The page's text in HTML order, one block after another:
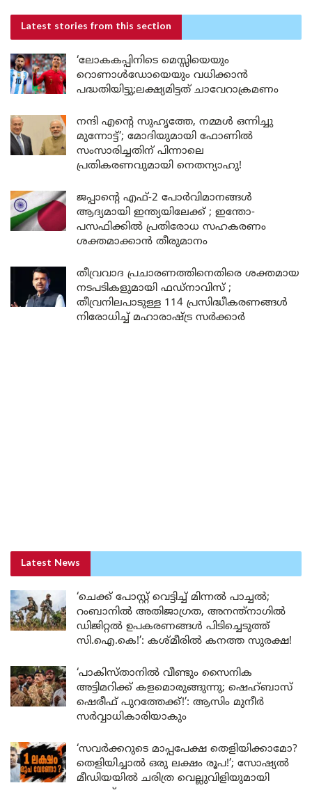
Latest stories from this section
‘ലോകകപ്പിനിടെ മെസ്സിയെയും
റൊണാൾഡോയെയും വധിക്കാൻ
പദ്ധതിയിട്ടു;ലക്ഷ്യമിട്ടത് ചാവേറാക്രമണം
നന്ദി എൻ്റെ സുഹൃത്തേ, നമ്മൾ ഒന്നിച്ചു
മുന്നോട്ട്’; മോദിയുമായി ഫോണിൽ
സംസാരിച്ചതിന് പിന്നാലെ
പ്രതികരണവുമായി നെതന്യാഹു!
ജപ്പാന്റെ എഫ്-2 പോർവിമാനങ്ങൾ
ആദ്യമായി ഇന്ത്യയിലേക്ക് ; ഇന്തോ-
പസഫിക്കിൽ പ്രതിരോധ സഹകരണം
ശക്തമാക്കാൻ തീരുമാനം
തീവ്രവാദ പ്രചാരണത്തിനെതിരെ ശക്തമായ
നടപടികളുമായി ഫഡ്നാവിസ് ;
തീവ്രനിലപാടുള്ള 114 പ്രസിദ്ധീകരണങ്ങൾ
നിരോധിച്ച് മഹാരാഷ്ട്ര സർക്കാർ
Latest News
‘ചെക്ക് പോസ്റ്റ് വെട്ടിച്ച് മിന്നൽ പാച്ചൽ;
റംബാനിൽ അതിജാഗ്രത, അനന്ത്നാഗിൽ
ഡിജിറ്റൽ ഉപകരണങ്ങൾ പിടിച്ചെടുത്ത്
സി.ഐ.കെ!’: കശ്മീരിൽ കനത്ത സുരക്ഷ!
‘പാകിസ്താനിൽ വീണ്ടും സൈനിക
അട്ടിമറിക്ക് കളമൊരുങ്ങുന്നു; ഷെഹ്ബാസ്
ഷെരീഫ് പുറത്തേക്ക്!’: ആസിം മുനീർ
സർവ്വാധികാരിയാകും
‘സവർക്കറുടെ മാപ്പപേക്ഷ തെളിയിക്കാമോ?
തെളിയിച്ചാൽ ഒരു ലക്ഷം രൂപ!’; സോഷ്യൽ
മീഡിയയിൽ ചരിത്ര വെല്ലുവിളിയുമായി